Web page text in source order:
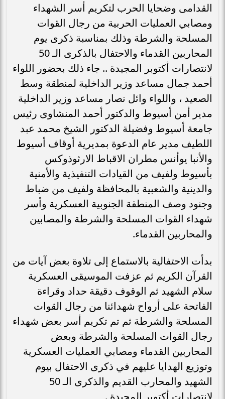
القدامى وضحايا الحرب لتكريم أسر الشهداء
ومصابي العمليات الحربية من رجال القوات
المسلحة والشرطة وذلك بمناسبة ذكرى يوم
المحاربين القدماء والاحتفال بالذكرى الـ 50
لانتصارات أكتوبر المجيدة .. جاء ذلك بحضور اللواء
أحمد جمال مساعد وزير الداخلية لمنطقة وسط
الصعيد ، واللواء وائل نصار مساعد وزير الداخلية
مدير أمن أسيوط والدكتور أحمد المنشاوى رئيس
جامعة أسيوط وفضيلة الدكتور الشيخ محمد عبد
اللطيف مدير عام الدعوة بمديرية أوقاف أسيوط
والأنبا يوأنس مطران الاقباط الارثوذوكس
بأسيوط ولفيف من القيادات التنفيذية والأمنية
والدينية والشعبية بالمحافظة ولفيف من ضباط
وجنود وصف المنطقة الجنوبية العسكرية وأسر
شهداء القوات المسلحة والشرطة والمصابين
والمحاربين القدماء.
بدأت الاحتفالية بالاستماع إلى تلاوة بعض آيات من
القرآن الكريم ثم عزفت الموسيقى العسكرية
سلام الشهيد ثم الوقوف دقيقة حداد وقراءة
الفاتحة على أرواح شهدائنا من رجال القوات
المسلحة والشرطة ثم تم تكريم أسر بعض شهداء
رجال القوات المسلحة والشرطة وبعض
المحاربين القدماء ومصابي العمليات العسكرية
وتوزيع الهدايا عليهم في ذكرى الاحتفال بيوم
الشهيد والمحارب القديم والذكرى الـ 50
لانتصارات أكتوبر المجيدة .